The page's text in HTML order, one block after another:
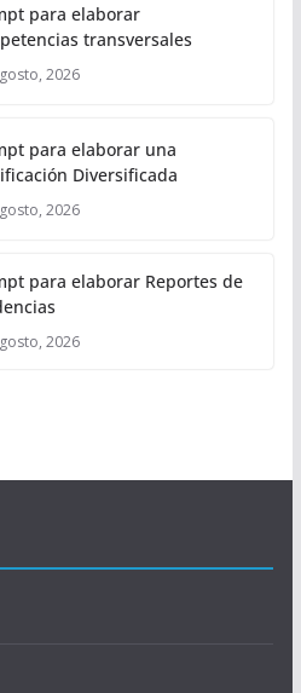
para elaborar
transversales
2026
para elaborar una
Diversificada
2026
para elaborar Reportes de
2026